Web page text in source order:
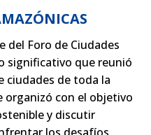
del Foro de Ciudades
significativo que reunió
ciudades de toda la
organizó con el objetivo
y discutir